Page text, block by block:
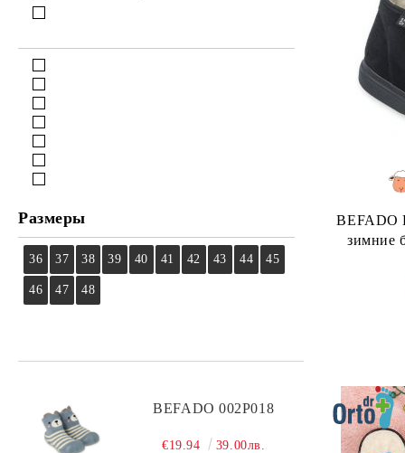
Размеры
36 37 38 39 40 41 42 43 44 45
46 47 48
BEFADO 002P018
€19.94 39.00лв.
BEFADO
зимние